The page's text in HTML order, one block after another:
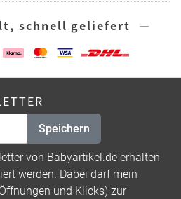
schnell geliefert —
Speichern
von Babyartikel.de erhalten
werden. Dabei darf mein
und Klicks) zur